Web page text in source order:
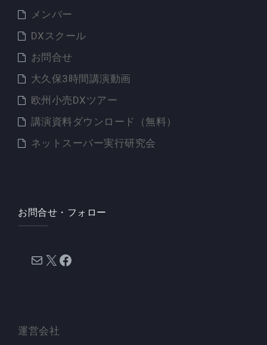
メンバー
DXスクール
お問合せ
大久保3時間講演動画
欧州小売DXツアー
講演資料ダウンロード（無料）
ネットスーパー実行研究会
お問合せ・フォロー
メール X Facebook
運営会社